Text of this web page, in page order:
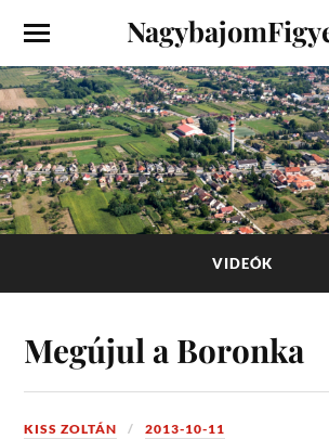
VIDEÓK
Megújul a Boronka
KISS ZOLTÁN 2013-10-11